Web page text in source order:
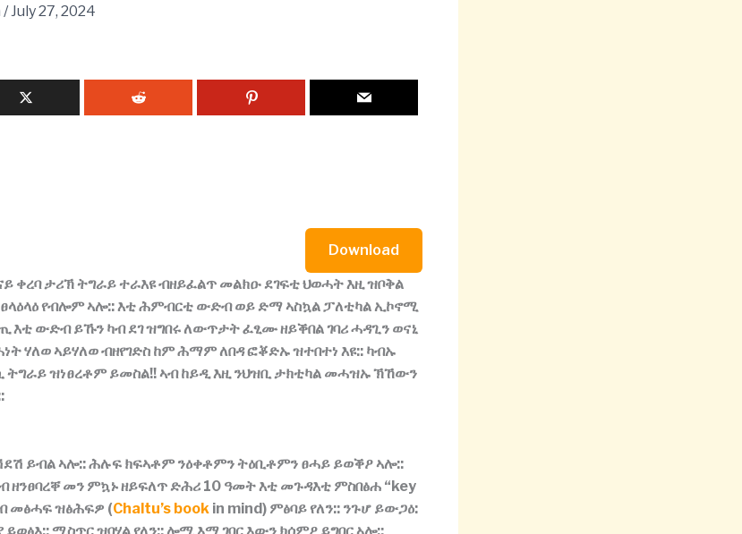
/July 27, 2024
Download
ቀረባታሪኽትግራይተራእዩብዘይፈልጥ መልክዑደገፍቲህወሓትእዚዝቦቅል
ፀላዕላዕየብሎምኣሎ::እቲሕምብርቲ ውድብ ወይድማኣስኳልፓለቲካል ኢኮኖሚ
እቲ ውድብ ይኹን ካብደገዝግበሩለውጥታትፈፂሙዘይቕበልገባሪሓዳጊን ወናኒ
ሃለወኣይሃለወብዘየገድስ ከምሕማምለበዳፎቖድኡዝተበተነ እዩ:: ካብኡ
ትግራይዝነፀረቶም ይመስል!!ኣብ ከይዲእዚ ንህዝቢታክቲካል መሓዝኡኽኸውን
ይብልኣሎ::ሕሉፍ ክፍኣቶም ንዕቀቶምንትዕቢቶምን ፀሓይ ይወቕዖኣሎ::
ዘንፀባረቐ መን ምኳኑዘይፍለጥድሕሪ 10 ዓመትእቲ መጉዳእቲ ምስበፅሐ “key
መፅሓፍዝፅሕፍዎ (Chaltu’s book in mind) ምፅባይየለን:: ንጉሆ ይውጋዕ: